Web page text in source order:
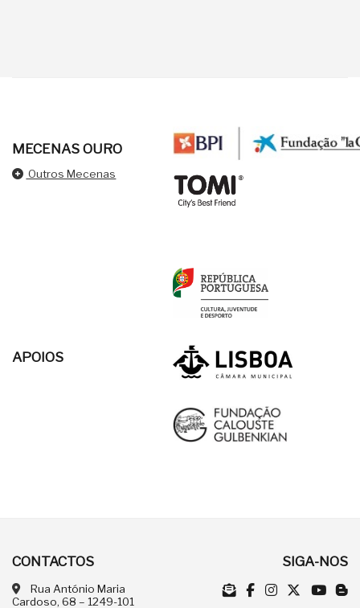
MECENAS OURO
Outros Mecenas
APOIOS
CONTACTOS
Rua António Maria
Cardoso, 68 – 1249-101
SIGA-NOS